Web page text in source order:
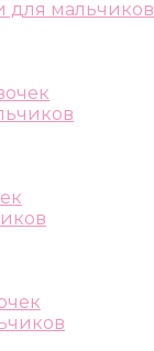
для мальчиков